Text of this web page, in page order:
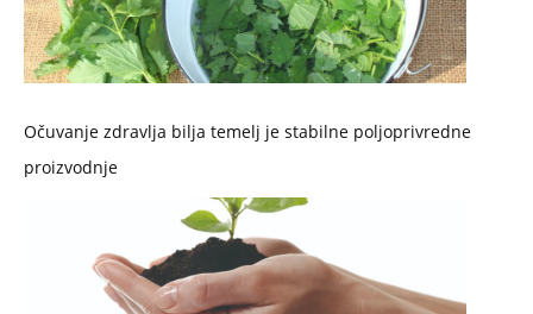
Očuvanje zdravlja bilja temelj je stabilne poljoprivredne
proizvodnje